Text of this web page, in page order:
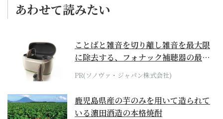
あわせて読みたい
ことばと雑音を切り離し雑音を最大限
に除去する、フォナック補聴器の最上
位モデル
PR(ソノヴァ・ジャパン株式会社)
鹿児島県産の芋のみを用いて造られて
いる濵田酒造の本格焼酎